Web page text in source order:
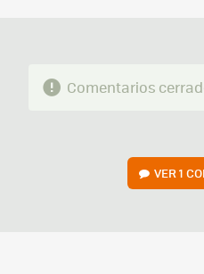
Comentarios
VER1